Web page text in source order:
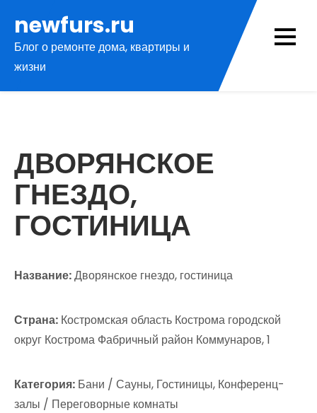
содержимому
newfurs.ru
Блог о ремонте дома, квартиры и
жизни
ДВОРЯНСКОЕ
ГНЕЗДО,
ГОСТИНИЦА
Название:Дворянское гнездо, гостиница
Страна: Костромская область Кострома городской
округ Кострома Фабричный район Коммунаров, 1
Категория: Бани / Сауны, Гостиницы, Конференц-
залы / Переговорные комнаты